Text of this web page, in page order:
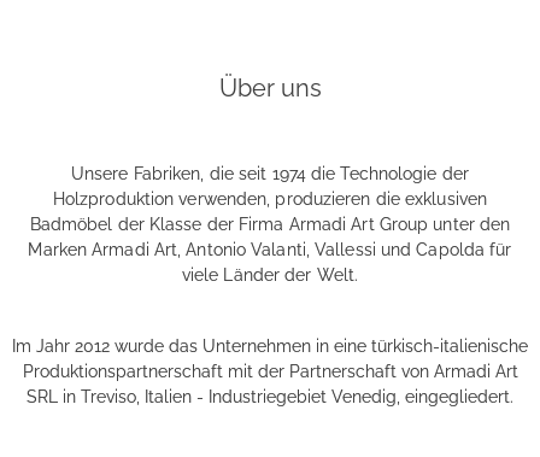
Über uns
Unsere Fabriken, die seit 1974 die Technologie der
Holzproduktion verwenden, produzieren die exklusiven
Badmöbel der Klasse der Firma Armadi Art Group unter den
Marken Armadi Art, Antonio Valanti, Vallessi und Capolda für
viele Länder der Welt.
Im Jahr 2012 wurde das Unternehmen in eine türkisch-italienische
Produktionspartnerschaft mit der Partnerschaft von Armadi Art
SRL in Treviso, Italien - Industriegebiet Venedig, eingegliedert.